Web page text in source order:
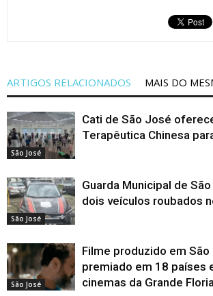
ARTIGOS RELACIONADOS MAIS DO
São José
Cati de São José
Terapêutica Chinesa
São José
Guarda Municipal de
dois veículos roubados
São José
Filme produzido em São
premiado em 18 países
cinemas da Grande